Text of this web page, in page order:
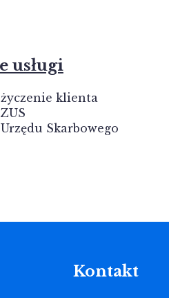
usługi
klienta
Skarbowego
Kontakt